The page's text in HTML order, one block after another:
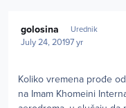
golosina Urednik
July 24, 20197 yr
Koliko vremena prođe
na Imam Khomeini